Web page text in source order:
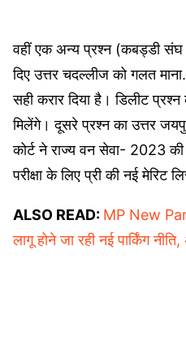
वहीं एक अन्य प्रश्न (कबड्डी
दिए उत्तर चदल्लीज को गलत
सही करार दिया है। डिलीट
मिलेंगे। दूसरे प्रश्न का उत्तर
कोर्ट ने राज्य वन सेवा- 2023
परीक्षा के लिए प्री की नई मेरिट
ALSO READ: MP New
लागू होने जा रही नई पार्किंग